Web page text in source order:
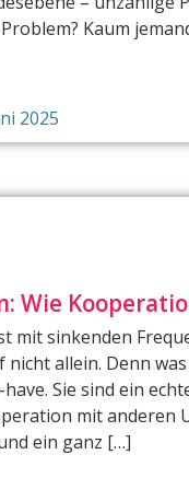
Kaum
2025
Wie
mit sinkenden
nicht allein. Denn
Sie sind ein
mit
ein ganz […]